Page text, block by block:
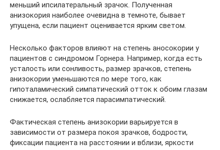
меньший ипсилатеральный зрачок. Полученная
анизокория наиболее очевидна в темноте, бывает
упущена, если пациент оценивается ярким светом.
Несколько факторов влияют на степень аносокории у
пациентов с синдромом Горнера. Например, когда есть
усталость или сонливость, размер зрачков, степень
анизокории уменьшаются по мере того, как
гипоталамический симпатический отток к обоим глазам
снижается, ослабляется парасимпатический.
Фактическая степень анизокории варьируется в
зависимости от размера покоя зрачков, бодрости,
фиксации пациента на расстоянии и вблизи, яркости